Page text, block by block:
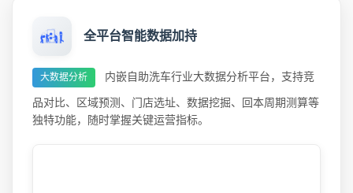
全平台智能数据加持
大数据分析 内嵌自助洗车行业大数据分析平台，支持竞
品对比、区域预测、门店选址、数据挖掘、回本周期测算等
独特功能，随时掌握关键运营指标。